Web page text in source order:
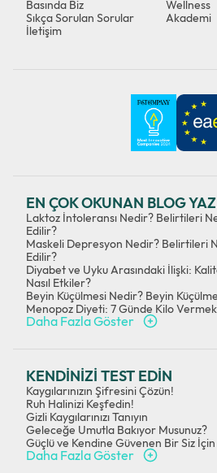
Basında Biz
Wellness
Sıkça Sorulan Sorular
Akademi
İletişim
EN ÇOK OKUNAN BLOG
Laktoz İntoleransı Nedir? Belirtileri
Edilir?
Maskeli Depresyon Nedir? Belirtileri
Edilir?
Diyabet ve Uyku Arasındaki İlişki:
Nasıl Etkiler?
Beyin Küçülmesi Nedir? Beyin
Menopoz Diyeti: 7 Günde Kilo
Daha Fazla Göster
KENDİNİZİ TEST EDİN
Kaygılarınızın Şifresini Çözün!
Ruh Halinizi Keşfedin!
Gizli Kaygılarınızı Tanıyın
Geleceğe Umutla Bakıyor Musunuz?
Güçlü ve Kendine Güvenen Bir Siz İçin
Daha Fazla Göster